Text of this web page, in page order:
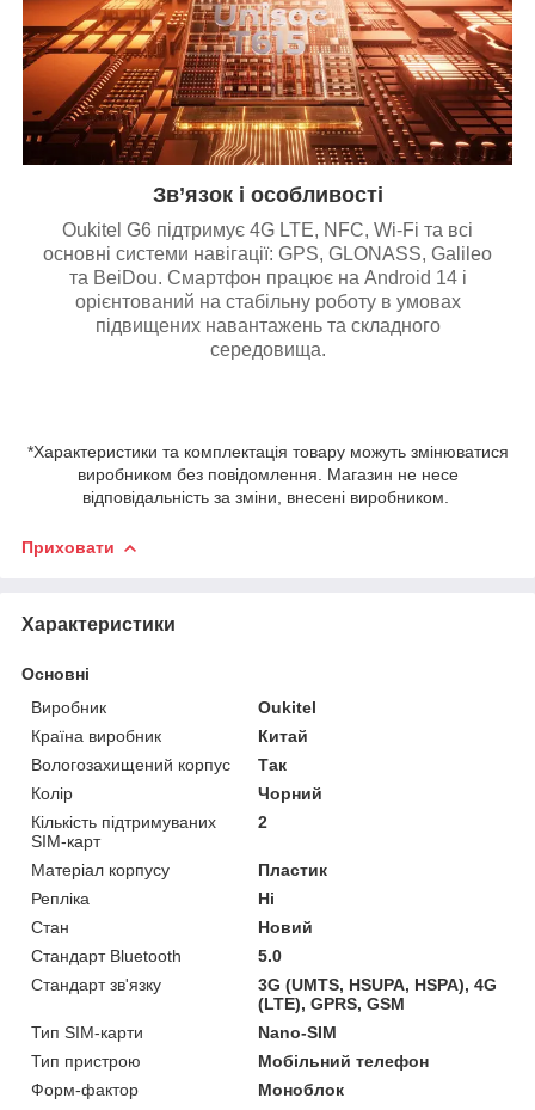
Зв’язок і особливості
Oukitel G6 підтримує 4G LTE, NFC, Wi-Fi та всі
основні системи навігації: GPS, GLONASS, Galileo
та BeiDou. Смартфон працює на Android 14 і
орієнтований на стабільну роботу в умовах
підвищених навантажень та складного
середовища.
*Характеристики та комплектація товару можуть змінюватися
виробником без повідомлення. Магазин не несе
відповідальність за зміни, внесені виробником.
Приховати
Характеристики
Основні
Виробник
Oukitel
Країна виробник
Китай
Вологозахищений корпус
Так
Колір
Чорний
Кількість підтримуваних
SIM-карт
2
Матеріал корпусу
Пластик
Репліка
Ні
Стан
Новий
Стандарт Bluetooth
5.0
Стандарт зв'язку
3G (UMTS, HSUPA, HSPA), 4G
(LTE), GPRS, GSM
Тип SIM-карти
Nano-SIM
Тип пристрою
Мобільний телефон
Форм-фактор
Моноблок